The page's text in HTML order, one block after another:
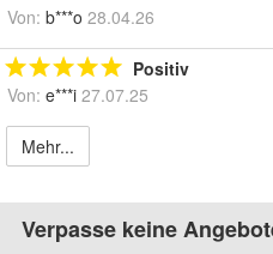
Von: b***o 28.04.26
Positiv
Von: e***i 27.07.25
Mehr...
Verpasse keine